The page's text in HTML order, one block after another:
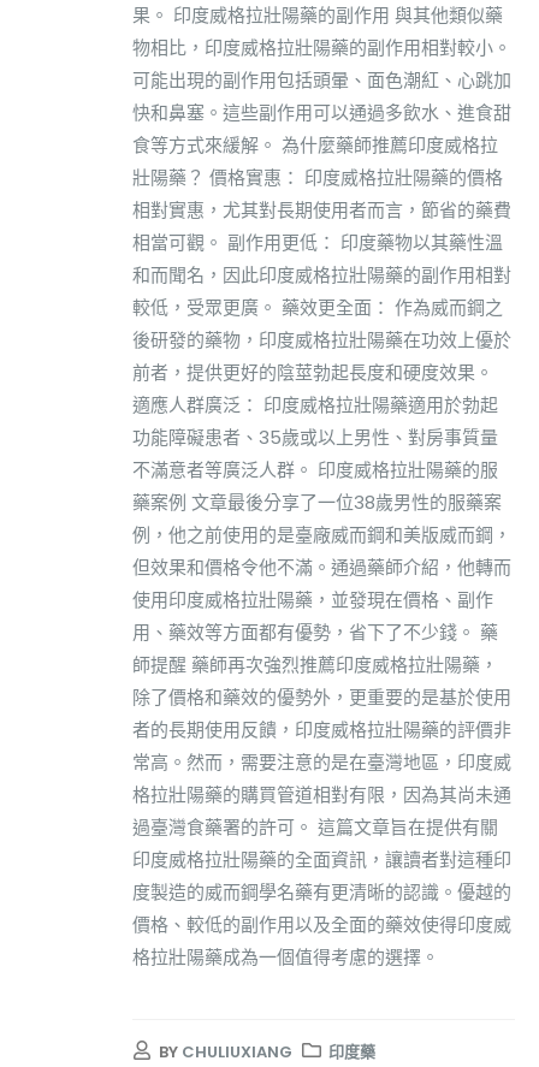
果。 印度威格拉壯陽藥的副作用 與其他類似藥
物相比，印度威格拉壯陽藥的副作用相對較小。
可能出現的副作用包括頭暈、面色潮紅、心跳加
快和鼻塞。這些副作用可以通過多飲水、進食甜
食等方式來緩解。 為什麼藥師推薦印度威格拉
壯陽藥？ 價格實惠： 印度威格拉壯陽藥的價格
相對實惠，尤其對長期使用者而言，節省的藥費
相當可觀。 副作用更低： 印度藥物以其藥性溫
和而聞名，因此印度威格拉壯陽藥的副作用相對
較低，受眾更廣。 藥效更全面： 作為威而鋼之
後研發的藥物，印度威格拉壯陽藥在功效上優於
前者，提供更好的陰莖勃起長度和硬度效果。
適應人群廣泛： 印度威格拉壯陽藥適用於勃起
功能障礙患者、35歲或以上男性、對房事質量
不滿意者等廣泛人群。 印度威格拉壯陽藥的服
藥案例 文章最後分享了一位38歲男性的服藥案
例，他之前使用的是臺廠威而鋼和美版威而鋼，
但效果和價格令他不滿。通過藥師介紹，他轉而
使用印度威格拉壯陽藥，並發現在價格、副作
用、藥效等方面都有優勢，省下了不少錢。 藥
師提醒 藥師再次強烈推薦印度威格拉壯陽藥，
除了價格和藥效的優勢外，更重要的是基於使用
者的長期使用反饋，印度威格拉壯陽藥的評價非
常高。然而，需要注意的是在臺灣地區，印度威
格拉壯陽藥的購買管道相對有限，因為其尚未通
過臺灣食藥署的許可。 這篇文章旨在提供有關
印度威格拉壯陽藥的全面資訊，讓讀者對這種印
度製造的威而鋼學名藥有更清晰的認識。優越的
價格、較低的副作用以及全面的藥效使得印度威
格拉壯陽藥成為一個值得考慮的選擇。
BY CHULIUXIANG
印度藥